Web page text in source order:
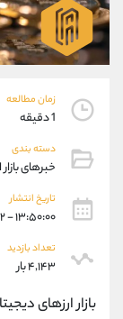
زمان مطالعه
1 دقیقه
دسته بندی
خبرهای
تاریخ انتشار
۱۳:۵۰:۰۰ - ۱۲ خرداد ۱۴۰۵
تعداد بازدید
۴,۱۴۳ بار
واتساپ
تلگرام
پشتیبان فروش
موبایل
واتساپ
تلگرام
داخلی
اطلاعات تماس
تلفن